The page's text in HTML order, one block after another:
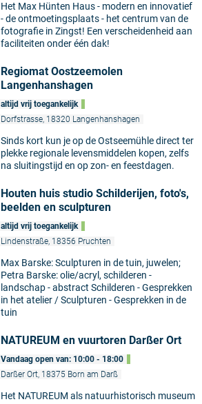
Het Max Hünten Haus - modern en innovatief
- de ontmoetingsplaats - het centrum van de
fotografie in Zingst! Een verscheidenheid aan
faciliteiten onder één dak!
Regiomat Oostzeemolen
Langenhanshagen
altijd vrij toegankelijk
Dorfstrasse, 18320 Langenhanshagen
Sinds kort kun je op de Ostseemühle direct ter
plekke regionale levensmiddelen kopen, zelfs
na sluitingstijd en op zon- en feestdagen.
Houten huis studio Schilderijen, foto's,
beelden en sculpturen
altijd vrij toegankelijk
Lindenstraße, 18356 Pruchten
Max Barske: Sculpturen in de tuin, juwelen;
Petra Barske: olie/acryl, schilderen -
landschap - abstract Schilderen - Gesprekken
in het atelier / Sculpturen - Gesprekken in de
tuin
NATUREUM en vuurtoren Darßer Ort
Vandaag open van: 10:00 - 18:00
Darßer Ort, 18375 Born am Darß
Het NATUREUM als natuurhistorisch museum